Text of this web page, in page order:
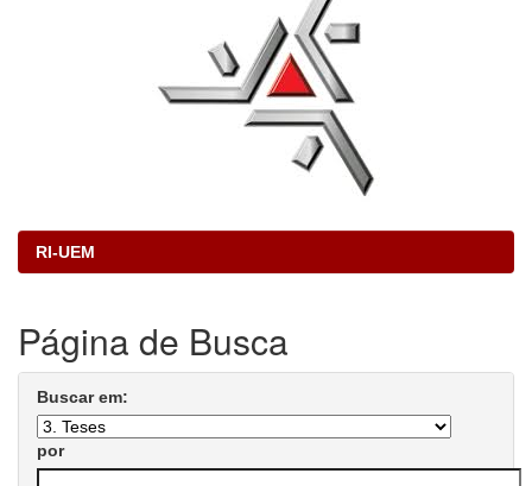
RI-UEM
Página de Busca
Buscar em:
por